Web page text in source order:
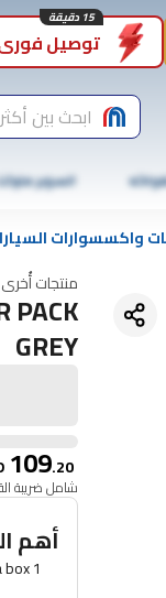
توصيل
15 دقيقة
ابحث بين
السوبر
واكسسوارات
منتجات
PACK
GREY
109.20
شامل ضريبة
أهم
1 pc in a box